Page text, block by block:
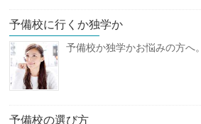
予備校に行くか独学か
予備校か独学かお悩みの方へ。
予備校の選び方